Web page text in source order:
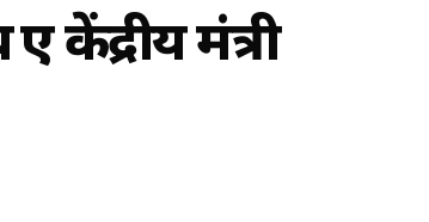
केंद्रीय मंत्री